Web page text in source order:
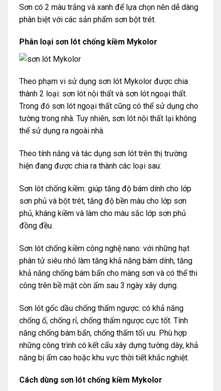
Sơn có 2 màu trắng và xanh để lựa chọn nên dễ dàng
phân biệt với các sản phẩm sơn bột trét.
Phân loại sơn lót chống kiềm Mykolor
Theo phạm vi sử dụng sơn lót Mykolor được chia
thành 2 loại: sơn lót nội thất và sơn lót ngoại thất.
Trong đó sơn lót ngoại thất cũng có thể sử dụng cho
tường trong nhà. Tuy nhiên, sơn lót nội thất lại không
thể sử dụng ra ngoài nhà.
Theo tính năng và tác dụng sơn lót trên thị trường
hiện đang được chia ra thành các loại sau:
Sơn lót chống kiềm: giúp tăng độ bám dính cho lớp
sơn phủ và bột trét, tăng độ bền màu cho lớp sơn
phủ, kháng kiềm và làm cho màu sắc lớp sơn phủ
đồng đều.
Sơn lót chống kiềm công nghệ nano: với những hạt
phân tử siêu nhỏ làm tăng khả năng bám dính, tăng
khả năng chống bám bẩn cho màng sơn và có thể thi
công trên bề mặt còn ẩm sau 3 ngày xây dựng.
Sơn lót gốc dầu chống thấm ngược: có khả năng
chống ố, chống rỉ, chống thấm ngược cực tốt. Tính
năng chống bám bẩn, chống thấm tối ưu. Phù hợp
những công trình có kết cấu xây dựng tường dày, khả
năng bị ẩm cao hoặc khu vực thời tiết khắc nghiệt.
Cách dùng sơn lót chống kiềm Mykolor